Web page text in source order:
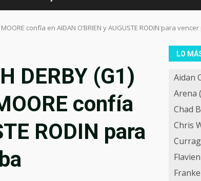
confía en AIDAN O’BRIEN y AUGUSTE RODIN para
DERBY (G1)
confía
RODIN para
LO
Aidan
Arena
Chad
Chris